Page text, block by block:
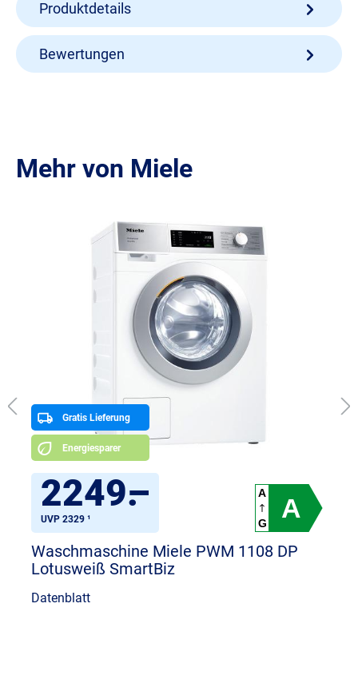
Produktdetails
Bewertungen
Mehr von Miele
Gratis Lieferung
Energiesparer
2249.
–
UVP 2329 ¹ A
A
G
Waschmaschine Miele PWM 1108 DP
Lotusweiß SmartBiz
Datenblatt